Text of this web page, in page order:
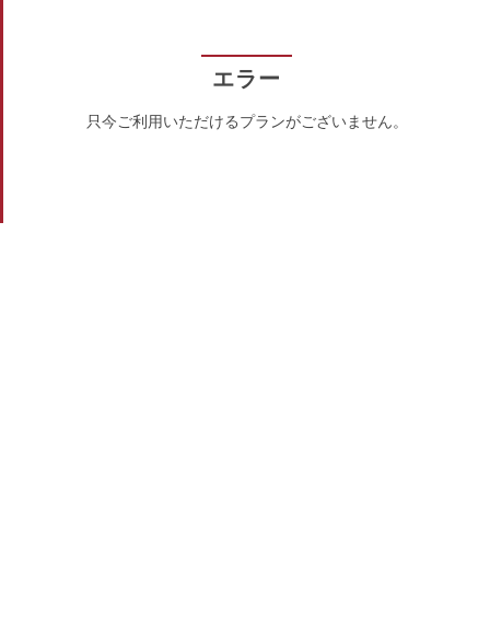
エラー
只今ご利用いただけるプランがございません。